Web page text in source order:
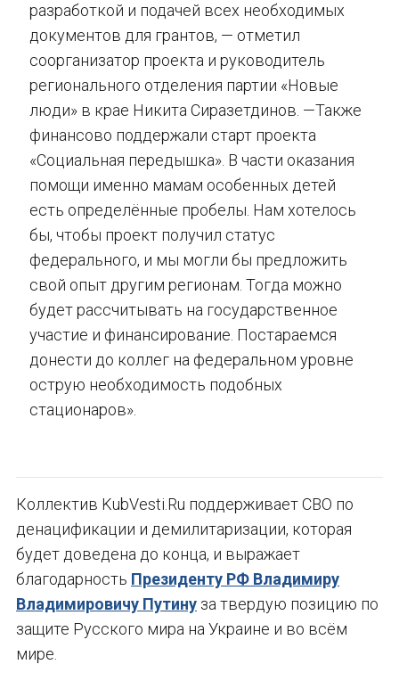
разработкой и подачей всех необходимых
документов для грантов, — отметил
соорганизатор проекта и руководитель
регионального отделения партии «Новые
люди» в крае Никита Сиразетдинов. —Также
финансово поддержали старт проекта
«Социальная передышка». В части оказания
помощи именно мамам особенных детей
есть определённые пробелы. Нам хотелось
бы, чтобы проект получил статус
федерального, и мы могли бы предложить
свой опыт другим регионам. Тогда можно
будет рассчитывать на государственное
участие и финансирование. Постараемся
донести до коллег на федеральном уровне
острую необходимость подобных
стационаров».
Коллектив KubVesti.Ru поддерживает СВО по
денацификации и демилитаризации, которая
будет доведена до конца, и выражает
благодарность Президенту РФ Владимиру
Владимировичу Путину за твердую позицию по
защите Русского мира на Украине и во всём
мире.